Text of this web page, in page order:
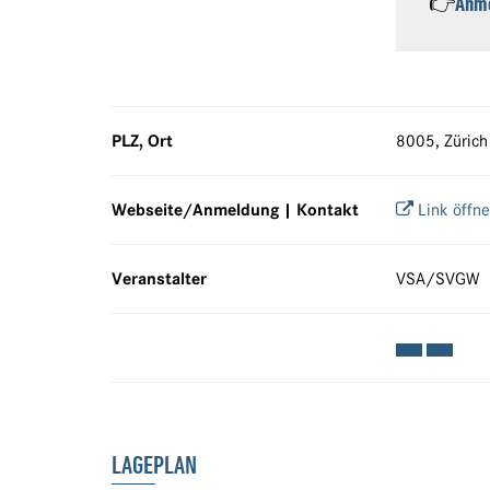
PLZ, Ort 8005, Zürich
Webseite/Anmeldung | Kontakt Link
Veranstalter VSA/SVGW
LAGEPLAN